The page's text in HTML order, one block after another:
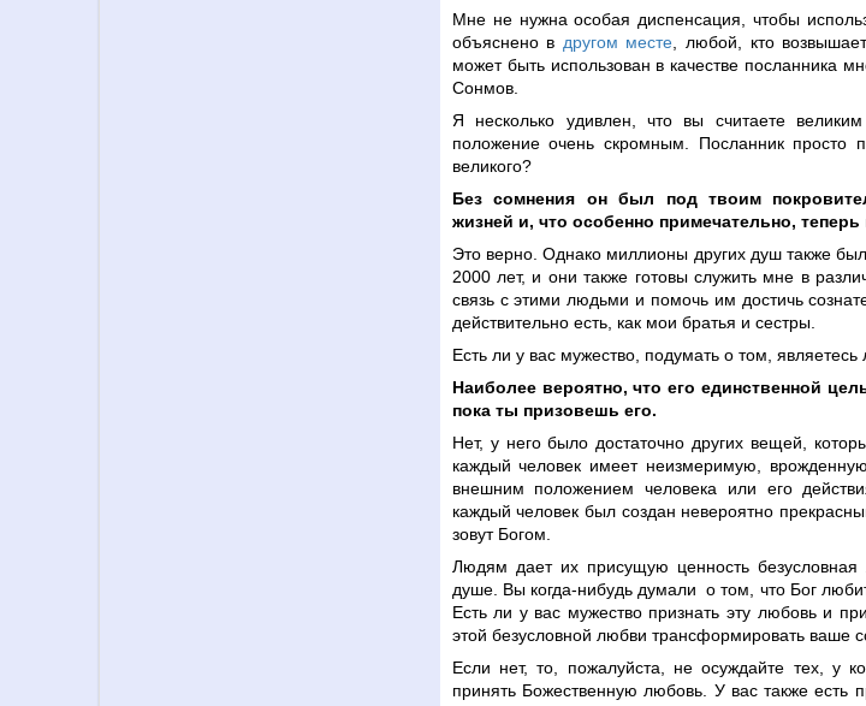
Мне не нужна особая диспенсация, чтобы
объяснено в другом месте, любой, кто
может быть использован в качестве посланника
Сонмов.
Я несколько удивлен, что вы считаете
положение очень скромным. Посланник просто
великого?
Без сомнения он был под твоим
жизней и, что особенно примечательно,
Это верно. Однако миллионы других душ также
2000 лет, и они также готовы служить мне в
связь с этими людьми и помочь им достичь
действительно есть, как мои братья и сестры.
Есть ли у вас мужество, подумать о том,
Наиболее вероятно, что его единственной
пока ты призовешь его.
Нет, у него было достаточно других вещей,
каждый человек имеет неизмеримую,
внешним положением человека или его
каждый человек был создан невероятно
зовут Богом.
Людям дает их присущую ценность
душе. Вы когда-нибудь думали о том, что Бог
Есть ли у вас мужество признать эту любовь и
этой безусловной любви трансформировать ваше
Если нет, то, пожалуйста, не осуждайте тех, у
принять Божественную любовь. У вас также есть